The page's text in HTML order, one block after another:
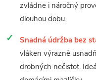
zvládne i náročný
dlouhou dobu.
Snadná údržba bez
vláken výrazně
drobných nečistot.